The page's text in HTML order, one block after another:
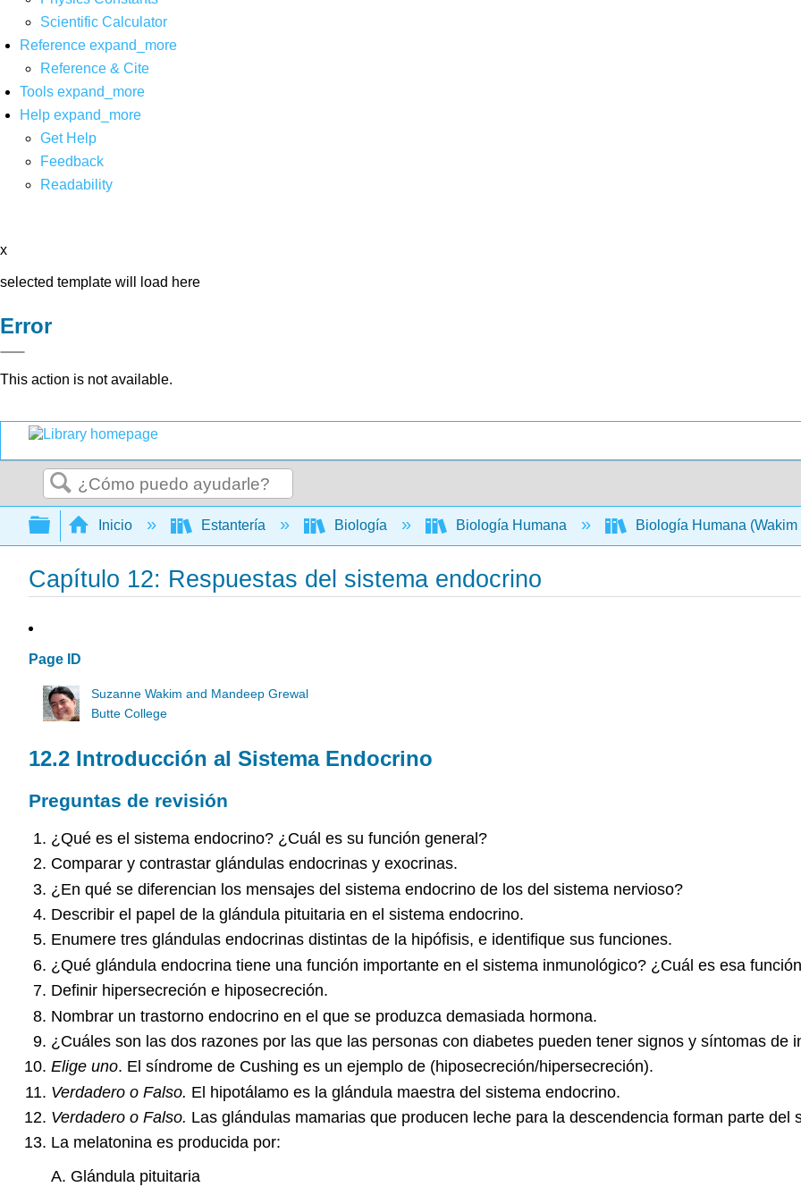
Scientific Calculator
Reference expand_more
Reference & Cite
Tools expand_more
Help expand_more
Get Help
Feedback
Readability
x
selected template will load here
Error
This action is not available.
Buscar
Expandir/contraer jerarquía global
Inicio Estantería Biología Biología Humana Biología Humana (Wakim
Capítulo 12: Respuestas del sistema endocrino
Page ID
Suzanne Wakim and Mandeep Grewal
Butte College
12.2 Introducción al Sistema Endocrino
Preguntas de revisión
¿Qué es el sistema endocrino? ¿Cuál es su función general?
Comparar y contrastar glándulas endocrinas y exocrinas.
¿En qué se diferencian los mensajes del sistema endocrino de los del sistema nervioso?
Describir el papel de la glándula pituitaria en el sistema endocrino.
Enumere tres glándulas endocrinas distintas de la hipófisis, e identifique sus funciones.
¿Qué glándula endocrina tiene una función importante en el sistema inmunológico? ¿Cuál es esa
Definir hipersecreción e hiposecreción.
Nombrar un trastorno endocrino en el que se produzca demasiada hormona.
¿Cuáles son las dos razones por las que las personas con diabetes pueden tener signos y síntomas de
Elige uno. El síndrome de Cushing es un ejemplo de (hiposecreción/hipersecreción).
Verdadero o Falso. El hipotálamo es la glándula maestra del sistema endocrino.
Verdadero o Falso. Las glándulas mamarias que producen leche para la descendencia forman parte del
La melatonina es producida por:
A. Glándula pituitaria